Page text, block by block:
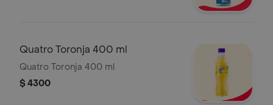
Quatro Toronja 400 ml
Quatro Toronja 400 ml
$ 4300